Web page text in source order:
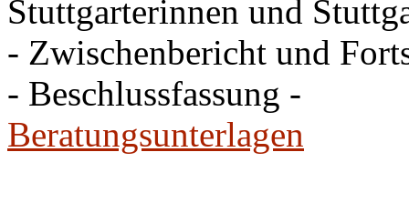
Stuttgarterinnen und
- Zwischenbericht und
- Beschlussfassung -
Beratungsunterlagen